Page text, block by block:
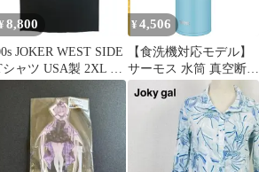
8,800
JOKER WEST SIDE
ャツ USA製 2XL ギ
ング
¥ 4,506
【食洗機対応モデル】
サーモス 水筒 真空断熱
ケータイマグ 500ml ラ
イトブルー 本体もパー
ツもすべて食洗機対応
ワンタッチオープン ス
テンレス ボトル 保温保